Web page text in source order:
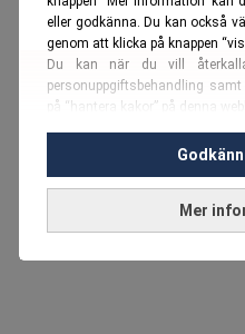
eller godkänna. Du kan också
genom att klicka på knappen
Du kan när du vill
personuppgiftsbehandling
på “hantera kakor” på denna
Du kan fördjupa dig
Vi använder kakor och
Nödvändiga cookies och
Mer